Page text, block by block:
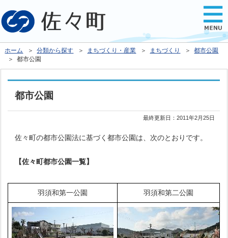
ホーム ＞分類から探す ＞ まちづくり・産業 ＞ まちづくり ＞都市公園
＞ 都市公園
都市公園
最終更新日：2011年2月25日
佐々町の都市公園法に基づく都市公園は、次のとおりです。
【佐々町都市公園一覧】
羽須和第一公園 羽須和第二公園